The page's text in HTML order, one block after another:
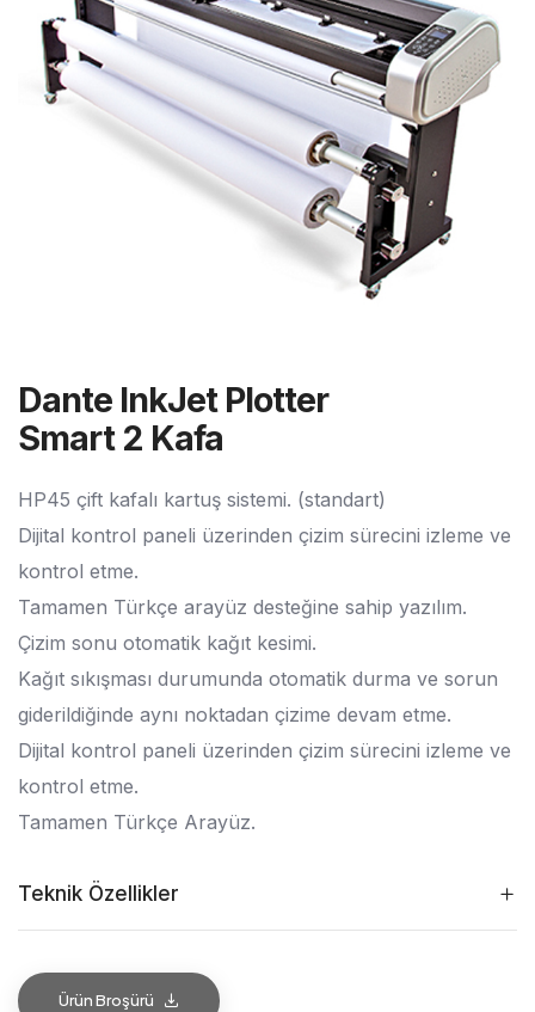
Dante InkJet Plotter
Smart 2 Kafa
HP45 çift kafalı kartuş sistemi. (standart)
Dijital kontrol paneli üzerinden çizim sürecini izleme ve
kontrol etme.
Tamamen Türkçe arayüz desteğine sahip yazılım.
Çizim sonu otomatik kağıt kesimi.
Kağıt sıkışması durumunda otomatik durma ve sorun
giderildiğinde aynı noktadan çizime devam etme.
Dijital kontrol paneli üzerinden çizim sürecini izleme ve
kontrol etme.
Tamamen Türkçe Arayüz.
Teknik Özellikler
Ürün Broşürü